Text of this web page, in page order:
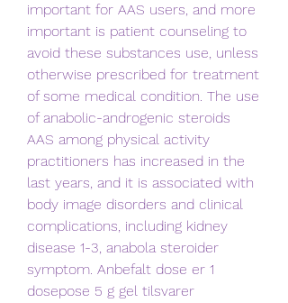
important for AAS users, and more
important is patient counseling to
avoid these substances use, unless
otherwise prescribed for treatment
of some medical condition. The use
of anabolic-androgenic steroids
AAS among physical activity
practitioners has increased in the
last years, and it is associated with
body image disorders and clinical
complications, including kidney
disease 1-3, anabola steroider
symptom. Anbefalt dose er 1
dosepose 5 g gel tilsvarer